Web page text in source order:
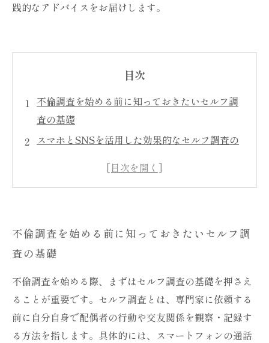
践的なアドバイスをお届けします。
目次
不倫調査を始める前に知っておきたいセルフ調
査の基礎
スマホとSNSを活用した効果的なセルフ調査の
セルフ調査で掴んだ事実をもとに冷静に次の一
手を考える
セルフ調査が難しいと感じたときの探偵依頼の
タイミング
不倫問題に直面したあなたへ─自分でできる調
査から解決へ
不倫調査を始める前に知っておきたいセルフ調
査の基礎
不倫調査を始める際、まずはセルフ調査の基礎を押さえ
ることが重要です。セルフ調査とは、専門家に依頼する
前に自分自身で配偶者の行動や交友関係を観察・記録す
る方法を指します。具体的には、スマートフォンの通話